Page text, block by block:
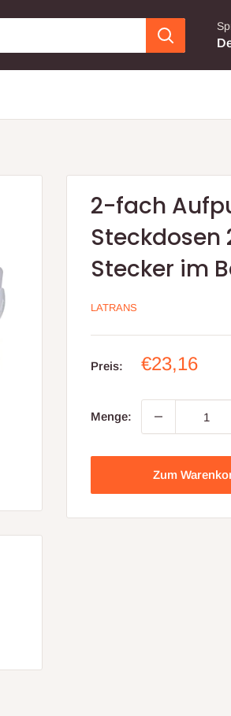
2-fach
Steckdosen
Stecker im
LATRANS
Preis: Sonderpreis
€23,16
Menge:
Zum